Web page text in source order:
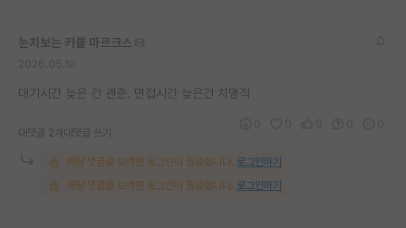
커리어
유학교육
이벤트
눈치보는 카를 마르크스
대기시간 늦은 건 괜춘. 면접시간 늦은건 치명적
대댓글 2개 대댓글 쓰기
해당 댓글을 보려면 로그인이 필요합니다. 로그인하기
해당 댓글을 보려면 로그인이 필요합니다. 로그인하기